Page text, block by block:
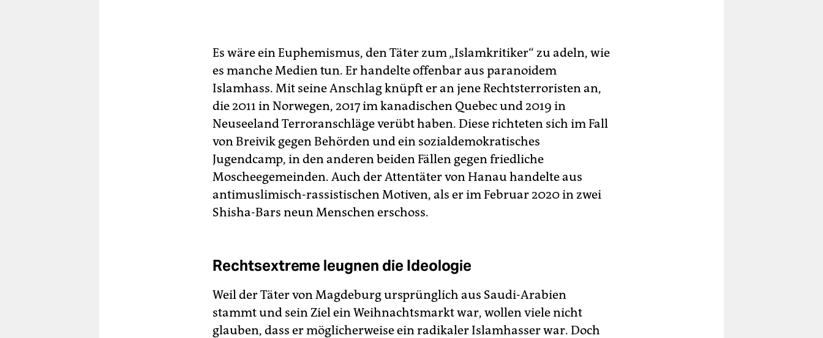
Es wäre ein Euphemismus, den Täter zum „Islamkritiker“ zu adeln, wie
es manche Medien tun. Er handelte offenbar aus paranoidem
Islamhass. Mit seine Anschlag knüpft er an jene Rechtsterroristen an,
die 2011 in Norwegen, 2017 im kanadischen Quebec und 2019 in
Neuseeland Terroranschläge verübt haben. Diese richteten sich im Fall
von Breivik gegen Behörden und ein sozialdemokratisches
Jugendcamp, in den anderen beiden Fällen gegen friedliche
Moscheegemeinden. Auch der Attentäter von Hanau handelte aus
antimuslimisch-rassistischen Motiven, als er im Februar 2020 in zwei
Shisha-Bars neun Menschen erschoss.
Rechtsextreme leugnen die Ideologie
Weil der Täter von Magdeburg ursprünglich aus Saudi-Arabien
stammt und sein Ziel ein Weihnachtsmarkt war, wollen viele nicht
glauben, dass er möglicherweise ein radikaler Islamhasser war. Doch